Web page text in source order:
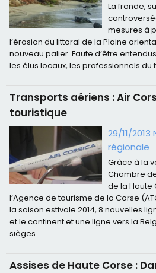
La fronde,
mesures à
l’érosion du littoral de la Plaine
nouveau palier. Faute d’être
les élus locaux, les professionnels du
Transports aériens : Air
touristique
29/11/2013
régionale
Grâce à la
Chambre
de la Haute
l’Agence de tourisme de la Corse
la saison estivale 2014, 8 nouvelles
et le continent et une ligne vers la
sièges...
Assises de Haute Corse :